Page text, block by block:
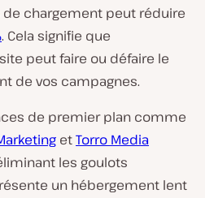
chargement peut réduire
. Cela signifie que
peut faire ou défaire le
de vos campagnes.
de premier plan comme
etTorro Media
les goulots
un hébergement lent